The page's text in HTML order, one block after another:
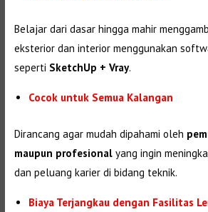
Belajar dari dasar hingga mahir
eksterior dan interior menggunakan
seperti SketchUp + Vray.
Cocok untuk Semua Kalangan
Dirancang agar mudah dipahami oleh
maupun profesionalyang ingin
dan peluang karier di bidang teknik.
Biaya Terjangkau dengan Fasilitas